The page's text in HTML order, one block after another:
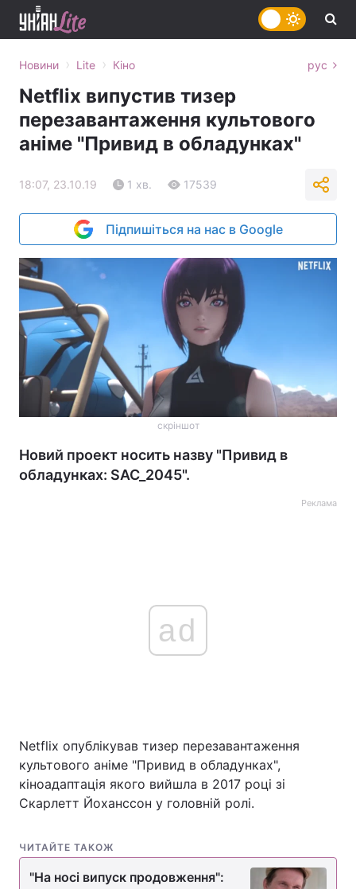
Головна Війна
Економіка
Спорт Наука
Новини › Lite › Кіно рус
Netflix випустив тизер
перезавантаження культового
аніме "Привид в обладунках"
18:07, 23.10.19 1 хв. 17539
Підпишіться на нас в Google
скріншот
Новий проект носить назву "Привид в
обладунках: SAC_2045".
Реклама
ad
Netflix опублікував тизер перезавантаження
культового аніме "Привид в обладунках",
кіноадаптація якого вийшла в 2017 році зі
Скарлетт Йоханссон у головній ролі.
ЧИТАЙТЕ ТАКОЖ
"На носі випуск продовження":